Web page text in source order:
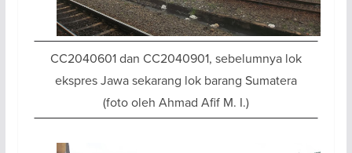
CC2040601 dan CC2040901, sebelumnya lok
ekspres Jawa sekarang lok barang Sumatera
(foto oleh Ahmad Afif M. I.)